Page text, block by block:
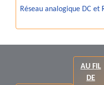
Réseau analogique DC et
AU FIL
DE